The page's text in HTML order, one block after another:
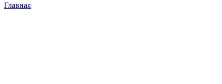
Главная